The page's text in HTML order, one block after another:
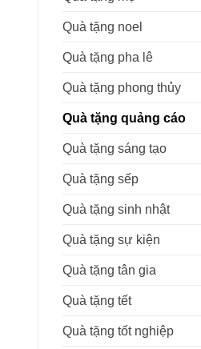
Quà tặng noel
Quà tặng pha lê
Quà tặng phong thủy
Quà tặng quảng cáo
Quà tặng sáng tạo
Quà tặng sếp
Quà tặng sinh nhật
Quà tặng sự kiện
Quà tặng tân gia
Quà tặng tết
Quà tặng tốt nghiệp